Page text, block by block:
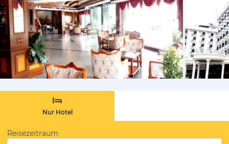
von
Nur Hotel
Reisezeitraum